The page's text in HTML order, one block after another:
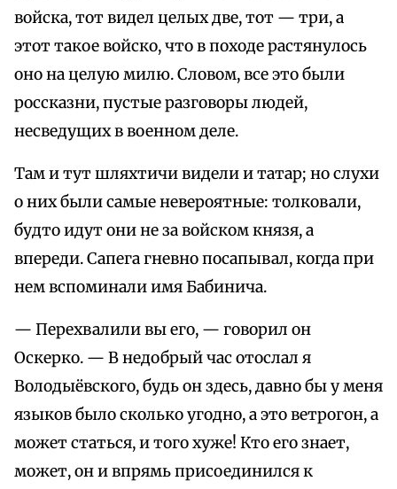
войска, тот видел целых две, тот — три, а
этот такое войско, что в походе растянулось
оно на целую милю. Словом, все это были
россказни, пустые разговоры людей,
несведущих в военном деле.
Там и тут шляхтичи видели и татар; но слухи
о них были самые невероятные: толковали,
будто идут они не за войском князя, а
впереди. Сапега гневно посапывал, когда при
нем вспоминали имя Бабинича.
— Перехвалили вы его, — говорил он
Оскерко. — В недобрый час отослал я
Володыёвского, будь он здесь, давно бы у меня
языков было сколько угодно, а это ветрогон, а
может статься, и того хуже! Кто его знает,
может, он и впрямь присоединился к